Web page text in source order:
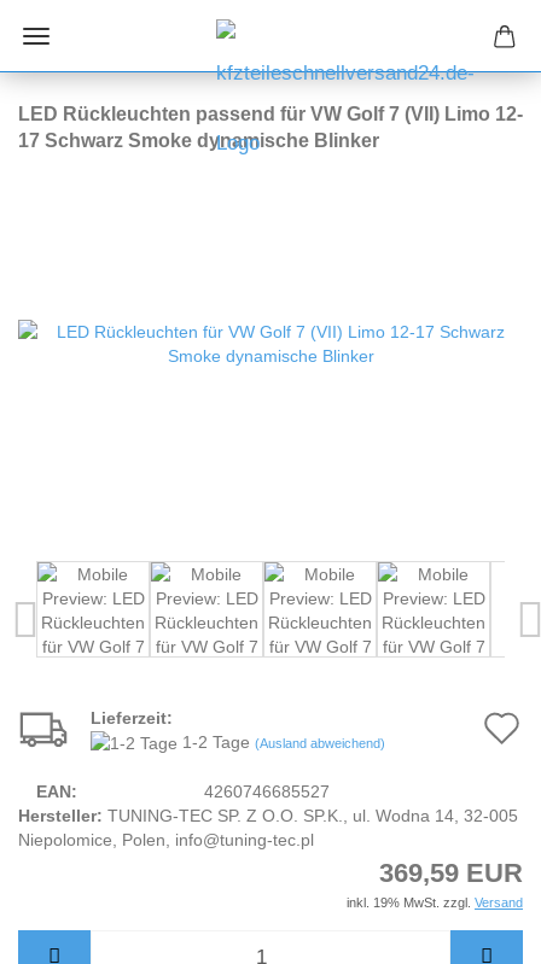
LED Rückleuchten passend für VW Golf 7 (VII) Limo 12-
17 Schwarz Smoke dynamische Blinker
Lieferzeit:
1-2 Tage (Ausland abweichend)
EAN:
4260746685527
Hersteller: TUNING-TEC SP. Z O.O. SP.K., ul. Wodna 14, 32-005
Niepolomice, Polen, info@tuning-tec.pl
369,59 EUR
inkl. 19% MwSt. zzgl. Versand